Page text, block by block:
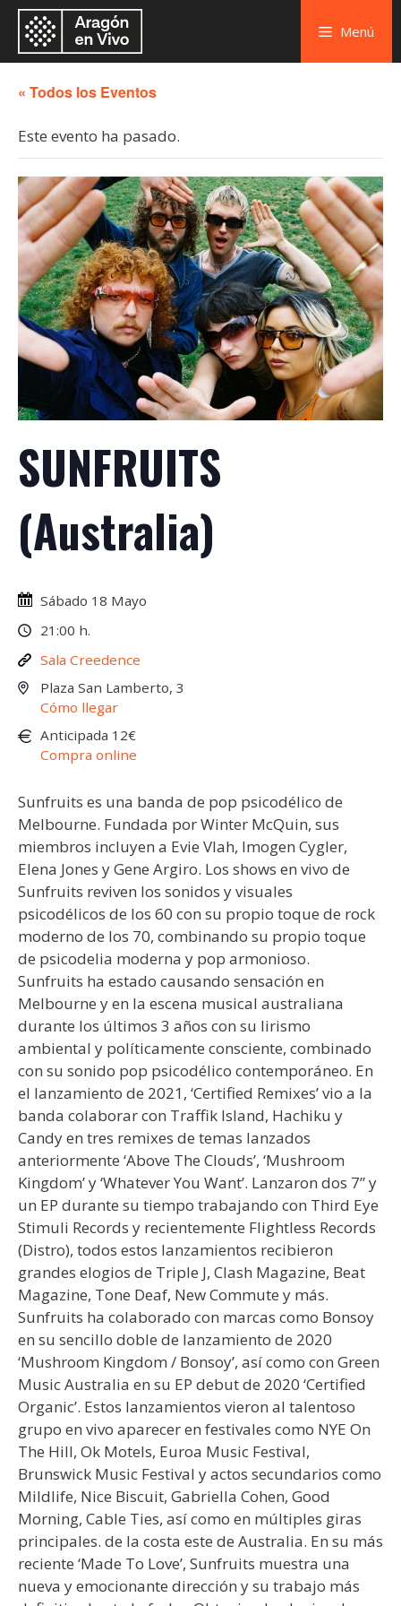
Menú
« Todos los Eventos
Este evento ha pasado.
SUNFRUITS
(Australia)
Sábado 18 Mayo
21:00 h.
Sala Creedence
Plaza San Lamberto, 3
Cómo llegar
Anticipada 12€
Compra online
Sunfruits es una banda de pop psicodélico de
Melbourne. Fundada por Winter McQuin, sus
miembros incluyen a Evie Vlah, Imogen Cygler,
Elena Jones y Gene Argiro. Los shows en vivo de
Sunfruits reviven los sonidos y visuales
psicodélicos de los 60 con su propio toque de rock
moderno de los 70, combinando su propio toque
de psicodelia moderna y pop armonioso.
Sunfruits ha estado causando sensación en
Melbourne y en la escena musical australiana
durante los últimos 3 años con su lirismo
ambiental y políticamente consciente, combinado
con su sonido pop psicodélico contemporáneo. En
el lanzamiento de 2021, ‘Certified Remixes’ vio a la
banda colaborar con Traffik Island, Hachiku y
Candy en tres remixes de temas lanzados
anteriormente ‘Above The Clouds’, ‘Mushroom
Kingdom’ y ‘Whatever You Want’. Lanzaron dos 7” y
un EP durante su tiempo trabajando con Third Eye
Stimuli Records y recientemente Flightless Records
(Distro), todos estos lanzamientos recibieron
grandes elogios de Triple J, Clash Magazine, Beat
Magazine, Tone Deaf, New Commute y más.
Sunfruits ha colaborado con marcas como Bonsoy
en su sencillo doble de lanzamiento de 2020
‘Mushroom Kingdom / Bonsoy’, así como con Green
Music Australia en su EP debut de 2020 ‘Certified
Organic’. Estos lanzamientos vieron al talentoso
grupo en vivo aparecer en festivales como NYE On
The Hill, Ok Motels, Euroa Music Festival,
Brunswick Music Festival y actos secundarios como
Mildlife, Nice Biscuit, Gabriella Cohen, Good
Morning, Cable Ties, así como en múltiples giras
principales. de la costa este de Australia. En su más
reciente ‘Made To Love’, Sunfruits muestra una
nueva y emocionante dirección y su trabajo más